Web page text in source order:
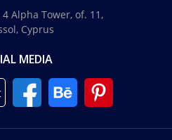
Alpha Tower, of. 11,
Cyprus
MEDIA